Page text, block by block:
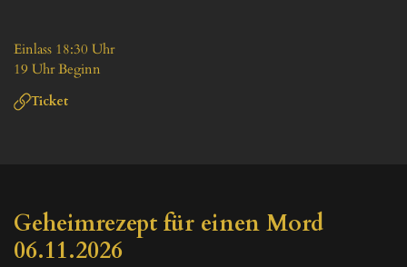
Einlass 18:30 Uhr
19 Uhr Beginn
Ticket
Geheimrezept für einen Mord
06.11.2026